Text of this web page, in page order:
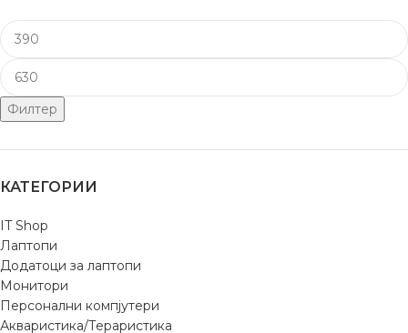
Филтер
КАТЕГОРИИ
IT Shop
Лаптопи
Додатоци за лаптопи
Монитори
Персонални компјутери
Акваристика/Тераристика